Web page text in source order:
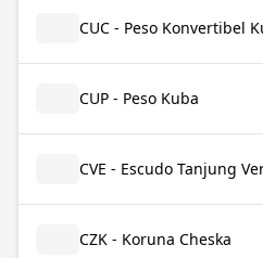
CUC - Peso Konvertibel
CUP - Peso Kuba
CVE - Escudo Tanjung
CZK - Koruna Cheska